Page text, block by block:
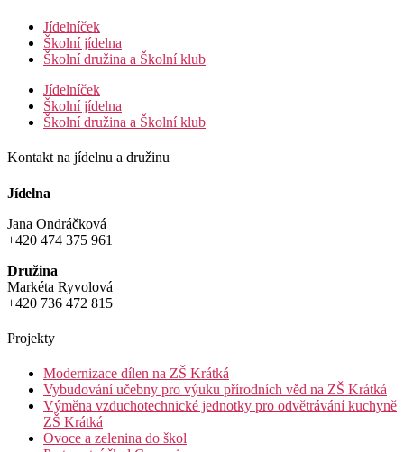
Jídelníček
Školní jídelna
Školní družina a Školní klub
Jídelníček
Školní jídelna
Školní družina a Školní klub
Kontakt na jídelnu a družinu
Jídelna
Jana Ondráčková
+420 474 375 961
Družina
Markéta Ryvolová
+420 736 472 815
Projekty
Modernizace dílen na ZŠ Krátká
Vybudování učebny pro výuku přírodních věd na ZŠ Krátká
Výměna vzduchotechnické jednotky pro odvětrávání kuchyně
ZŠ Krátká
Ovoce a zelenina do škol